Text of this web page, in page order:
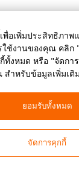
พื่อเพิ่มประสิทธิภาพ
ช้งานของคุณ คลิก
ทั้งหมด หรือ "จัดกา
สำหรับข้อมูลเพิ่มเติ
ยอมรับทั้งหมด
จัดการคุกกี้
включая
"Эконом с
двумя
двуспальной
Плюс с одной